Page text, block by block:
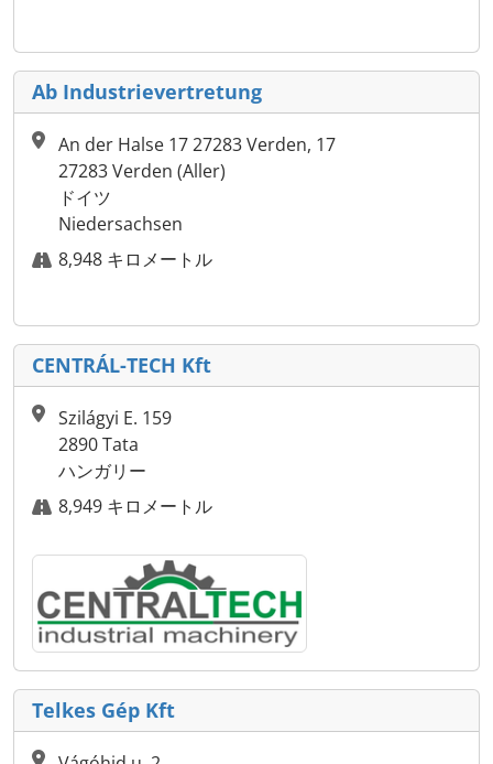
Ab Industrievertretung
An der Halse 17 27283 Verden, 17
27283 Verden (Aller)
ドイツ
Niedersachsen
8,948 キロメートル
CENTRÁL-TECH Kft
Szilágyi E. 159
2890 Tata
ハンガリー
8,949 キロメートル
Telkes Gép Kft